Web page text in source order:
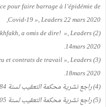
pour faire barrage à l’épidémie de
Covid-19 », Leaders 22 mars 2020,
a omis de dire! », Leaders
14mars 2020.
et contrats de travail », Leaders
18mars 2020.
(4) راجع نشرية محكمة التعقيب لسنة 1984، القسم المدني، ص 45.
(5) راجع نشرية محكمة التعقيب لسنة 2005، القسم المدني، 2 ص 379.